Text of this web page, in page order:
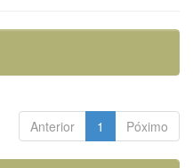
Anterior 1 Póximo